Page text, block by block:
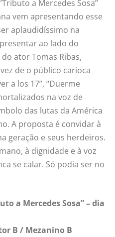
a Mercedes Sosa”
vem apresentando esse
aplaudidíssimo na
ao lado do
ator Tomas Ribas,
de o público carioca
a los 17”, “Duerme
na voz de
das lutas da América
A proposta é convidar à
geração e seus herdeiros.
à dignidade e à voz
se calar. Só podia ser no
a Mercedes Sosa” – dia
B / Mezanino B